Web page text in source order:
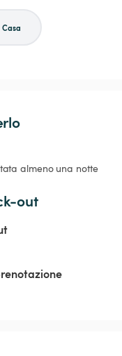
Casa
almeno una notte
out